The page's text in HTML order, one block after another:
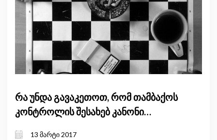
რა უნდა გავაკეთოთ, რომ თამბაქოს
კონტროლის შესახებ კანონი
13 მარტი 2017